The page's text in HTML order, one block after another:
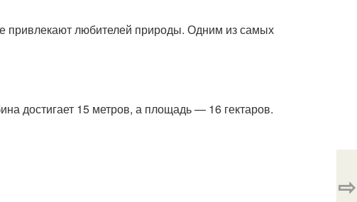
привлекают любителей природы. Одним из самых
достигает 15 метров, а площадь — 16 гектаров.
⇨